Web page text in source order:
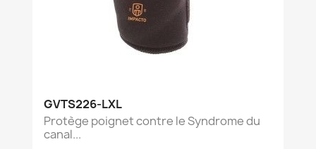
GVTS226-LXL
Protège poignet contre le Syndrome du
canal...